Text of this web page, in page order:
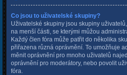
Co jsou to uživatelské skupiny?
Uživatelské skupiny jsou skupiny
na menší části, se kterými můžou
Každý člen fóra může patřit do několika
přiřazena různá oprávnění. To umožňuje
měnit oprávnění pro mnoho uživatelů
oprávnění pro moderátory, nebo povolit
fóra.